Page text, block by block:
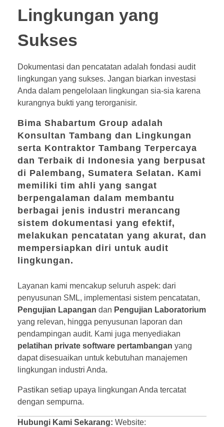
Lingkungan yang
Sukses
Dokumentasi dan pencatatan adalah fondasi audit
lingkungan yang sukses. Jangan biarkan investasi
Anda dalam pengelolaan lingkungan sia-sia karena
kurangnya bukti yang terorganisir.
Bima Shabartum Group adalah
Konsultan Tambang dan Lingkungan
serta Kontraktor Tambang Terpercaya
dan Terbaik di Indonesia yang berpusat
di Palembang, Sumatera Selatan. Kami
memiliki tim ahli yang sangat
berpengalaman dalam membantu
berbagai jenis industri merancang
sistem dokumentasi yang efektif,
melakukan pencatatan yang akurat, dan
mempersiapkan diri untuk audit
lingkungan.
Layanan kami mencakup seluruh aspek: dari
penyusunan SML, implementasi sistem pencatatan,
Pengujian Lapangan dan Pengujian Laboratorium
yang relevan, hingga penyusunan laporan dan
pendampingan audit. Kami juga menyediakan
pelatihan private software pertambangan yang
dapat disesuaikan untuk kebutuhan manajemen
lingkungan industri Anda.
Pastikan setiap upaya lingkungan Anda tercatat
dengan sempurna.
Hubungi Kami Sekarang: Website: